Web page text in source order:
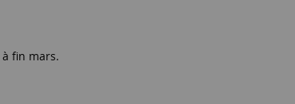
fin mars.